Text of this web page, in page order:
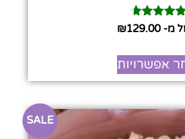
דורגמ- ₪129.00
אפשרויות
SALE